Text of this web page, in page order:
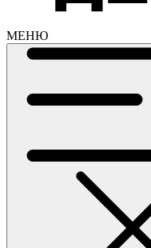
МЕНЮ